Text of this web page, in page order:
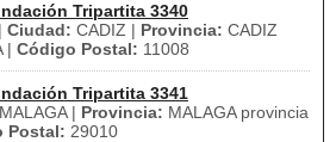
Tripartita 3340
Ciudad: CADIZ | Provincia: CADIZ
| Código Postal: 11008
Tripartita 3341
MALAGA | Provincia: MALAGA provincia
Postal: 29010